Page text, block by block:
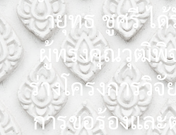
ายุทธ ชูศรี ไ
ผู้ทรงคุณวุฒิพิ
ร่างโครงการวิจั
การขอร้องแล